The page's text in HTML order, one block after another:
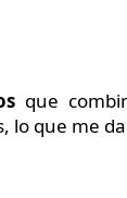
que
lo que me